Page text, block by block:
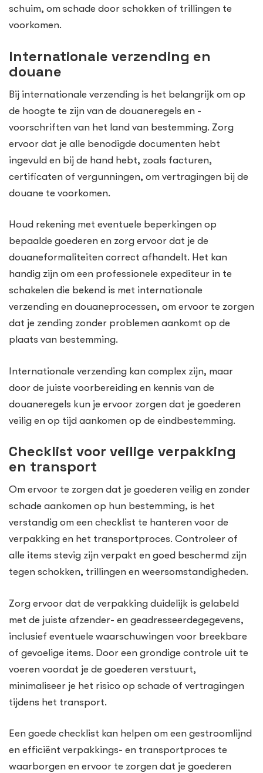
schuim, om schade door schokken of trillingen te
voorkomen.
Internationale verzending en
douane
Bij internationale verzending is het belangrijk om op
de hoogte te zijn van de douaneregels en -
voorschriften van het land van bestemming. Zorg
ervoor dat je alle benodigde documenten hebt
ingevuld en bij de hand hebt, zoals facturen,
certificaten of vergunningen, om vertragingen bij de
douane te voorkomen.
Houd rekening met eventuele beperkingen op
bepaalde goederen en zorg ervoor dat je de
douaneformaliteiten correct afhandelt. Het kan
handig zijn om een ​​professionele expediteur in te
schakelen die bekend is met internationale
verzending en douaneprocessen, om ervoor te zorgen
dat je zending zonder problemen aankomt op de
plaats van bestemming.
Internationale verzending kan complex zijn, maar
door de juiste voorbereiding en kennis van de
douaneregels kun je ervoor zorgen dat je goederen
veilig en op tijd aankomen op de eindbestemming.
Checklist voor veilige verpakking
en transport
Om ervoor te zorgen dat je goederen veilig en zonder
schade aankomen op hun bestemming, is het
verstandig om een checklist te hanteren voor de
verpakking en het transportproces. Controleer of
alle items stevig zijn verpakt en goed beschermd zijn
tegen schokken, trillingen en weersomstandigheden.
Zorg ervoor dat de verpakking duidelijk is gelabeld
met de juiste afzender- en geadresseerdegegevens,
inclusief eventuele waarschuwingen voor breekbare
of gevoelige items. Door een grondige controle uit te
voeren voordat je de goederen verstuurt,
minimaliseer je het risico op schade of vertragingen
tijdens het transport.
Een goede checklist kan helpen om een gestroomlijnd
en efficiënt verpakkings- en transportproces te
waarborgen en ervoor te zorgen dat je goederen